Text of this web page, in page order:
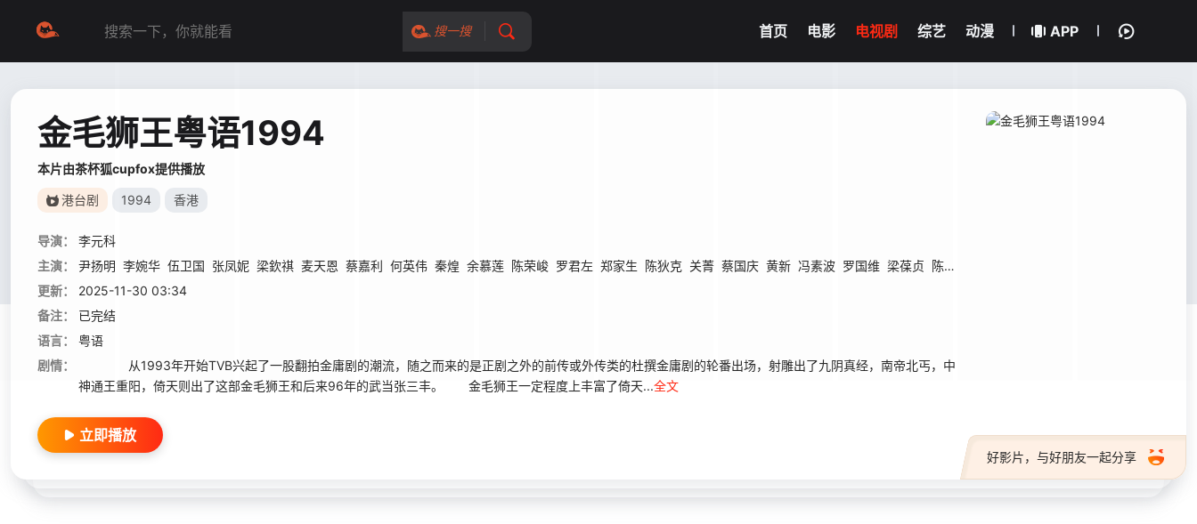
搜一搜 首页 电影 电视剧 综艺 动漫 APP
金毛狮王粤语1994
本片由茶杯狐cupfox提供播放
港台剧 1994 香港
导演：
李元科
主演：
尹扬明 李婉华 伍卫国 张凤妮 梁欽祺 麦天恩 蔡嘉利 何英伟 秦煌 余慕莲 陈荣峻 罗君左 郑家生 陈狄克 关菁 蔡国庆 黄新 冯素波 罗国维 梁葆贞 陈勉良
更新：
2025-11-30 03:34
备注：
已完结
语言：
粤语
剧情：
从1993年开始TVB兴起了一股翻拍金庸剧的潮流，随之而来的是正剧之外的前传或外传类的杜撰金庸剧的轮番出场，射雕出了九阴真经，南帝北丐，中
神通王重阳，倚天则出了这部金毛狮王和后来96年的武当张三丰。 金毛狮王一定程度上丰富了倚天...全文
好影片，与好朋友一起分享
立即播放